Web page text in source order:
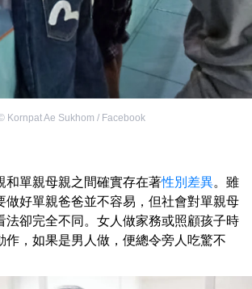
Kornpat Ae Sukhom / Facebook
和單親母親之間確實存在著性別差異。雖
做好單親爸爸並不容易，但社會對單親母
法卻完全不同。女人做家務或照顧孩子時
作，如果是男人做，便總令旁人吃驚不